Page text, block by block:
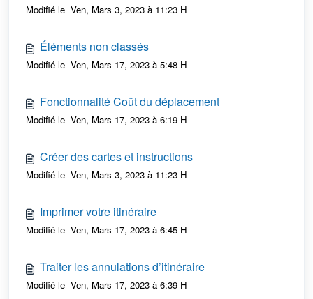
Modifié le Ven, Mars 3, 2023 à 11:23 H
Éléments non classés
Modifié le Ven, Mars 17, 2023 à 5:48 H
Fonctionnalité Coût du déplacement
Modifié le Ven, Mars 17, 2023 à 6:19 H
Créer des cartes et instructions
Modifié le Ven, Mars 3, 2023 à 11:23 H
Imprimer votre itinéraire
Modifié le Ven, Mars 17, 2023 à 6:45 H
Traiter les annulations d’itinéraire
Modifié le Ven, Mars 17, 2023 à 6:39 H